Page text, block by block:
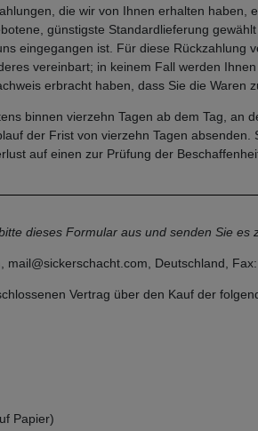
die wir von Ihnen erhalten
günstigste Standardlieferung
eingegangen ist. Für diese
vereinbart; in keinem Fall werden
erbracht haben, dass Sie die Waren
binnen vierzehn Tagen ab dem Tag,
der Frist von vierzehn Tagen
auf einen zur Prüfung der
dieses Formular aus und senden Sie es
Deutschland,
Vertrag über den Kauf der
Papier)